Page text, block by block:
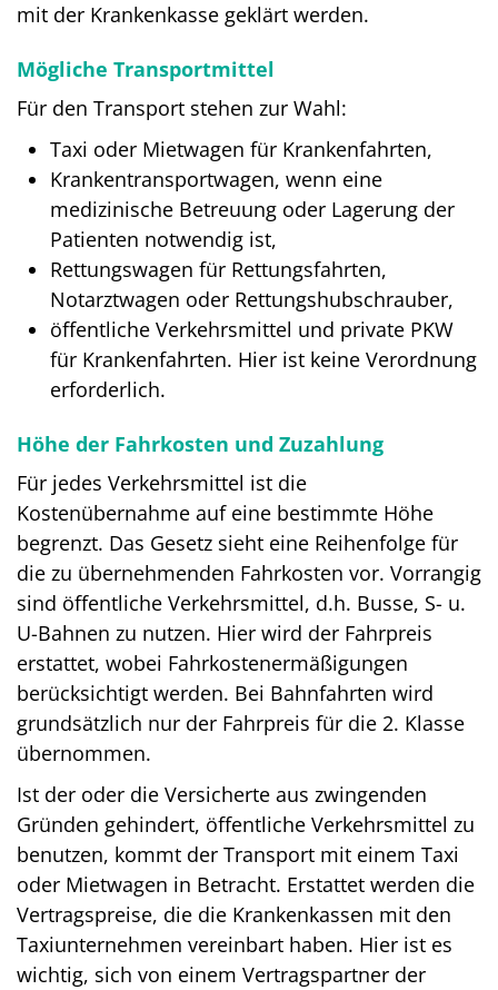
mit der Krankenkasse geklärt werden.
Mögliche Transportmittel
Für den Transport stehen zur Wahl:
Taxi oder Mietwagen für Krankenfahrten,
Krankentransportwagen, wenn eine
medizinische Betreuung oder Lagerung der
Patienten notwendig ist,
Rettungswagen für Rettungsfahrten,
Notarztwagen oder Rettungshubschrauber,
öffentliche Verkehrsmittel und private PKW
für Krankenfahrten. Hier ist keine Verordnung
erforderlich.
Höhe der Fahrkosten und Zuzahlung
Für jedes Verkehrsmittel ist die
Kostenübernahme auf eine bestimmte Höhe
begrenzt. Das Gesetz sieht eine Reihenfolge für
die zu übernehmenden Fahrkosten vor. Vorrangig
sind öffentliche Verkehrsmittel, d.h. Busse, S- u.
U-Bahnen zu nutzen. Hier wird der Fahrpreis
erstattet, wobei Fahrkostenermäßigungen
berücksichtigt werden. Bei Bahnfahrten wird
grundsätzlich nur der Fahrpreis für die 2. Klasse
übernommen.
Ist der oder die Versicherte aus zwingenden
Gründen gehindert, öffentliche Verkehrsmittel zu
benutzen, kommt der Transport mit einem Taxi
oder Mietwagen in Betracht. Erstattet werden die
Vertragspreise, die die Krankenkassen mit den
Taxiunternehmen vereinbart haben. Hier ist es
wichtig, sich von einem Vertragspartner der